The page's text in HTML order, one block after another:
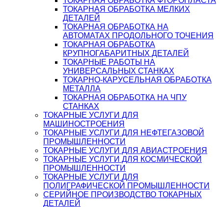
ТОКАРНАЯ ОБРАБОТКА МЕЛКИХ
ДЕТАЛЕЙ
ТОКАРНАЯ ОБРАБОТКА НА
АВТОМАТАХ ПРОДОЛЬНОГО ТОЧЕНИЯ
ТОКАРНАЯ ОБРАБОТКА
КРУПНОГАБАРИТНЫХ ДЕТАЛЕЙ
ТОКАРНЫЕ РАБОТЫ НА
УНИВЕРСАЛЬНЫХ СТАНКАХ
ТОКАРНО-КАРУСЕЛЬНАЯ ОБРАБОТКА
МЕТАЛЛА
ТОКАРНАЯ ОБРАБОТКА НА ЧПУ
СТАНКАХ
ТОКАРНЫЕ УСЛУГИ ДЛЯ
МАШИНОСТРОЕНИЯ
ТОКАРНЫЕ УСЛУГИ ДЛЯ НЕФТЕГАЗОВОЙ
ПРОМЫШЛЕННОСТИ
ТОКАРНЫЕ УСЛУГИ ДЛЯ АВИАСТРОЕНИЯ
ТОКАРНЫЕ УСЛУГИ ДЛЯ КОСМИЧЕСКОЙ
ПРОМЫШЛЕННОСТИ
ТОКАРНЫЕ УСЛУГИ ДЛЯ
ПОЛИГРАФИЧЕСКОЙ ПРОМЫШЛЕННОСТИ
СЕРИЙНОЕ ПРОИЗВОДСТВО ТОКАРНЫХ
ДЕТАЛЕЙ